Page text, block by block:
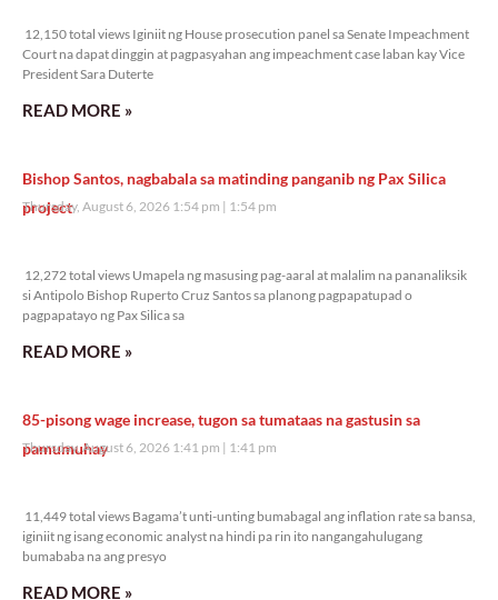
12,150 total views Iginiit ng House prosecution panel sa Senate Impeachment
Court na dapat dinggin at pagpasyahan ang impeachment case laban kay Vice
President Sara Duterte
READ MORE »
Bishop Santos, nagbabala sa matinding panganib ng Pax Silica
project
Thursday, August 6, 2026 1:54 pm 1:54 pm
12,272 total views Umapela ng masusing pag-aaral at malalim na pananaliksik
si Antipolo Bishop Ruperto Cruz Santos sa planong pagpapatupad o
pagpapatayo ng Pax Silica sa
READ MORE »
85-pisong wage increase, tugon sa tumataas na gastusin sa
pamumuhay
Thursday, August 6, 2026 1:41 pm 1:41 pm
11,449 total views Bagama’t unti-unting bumabagal ang inflation rate sa bansa,
iginiit ng isang economic analyst na hindi pa rin ito nangangahulugang
bumababa na ang presyo
READ MORE »